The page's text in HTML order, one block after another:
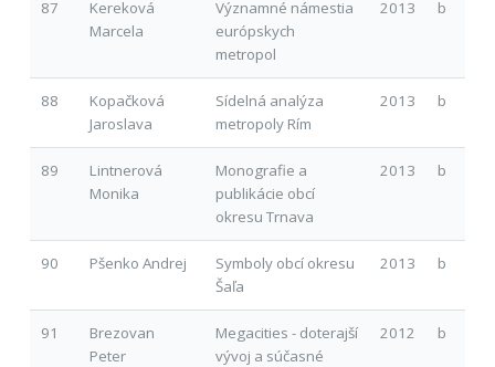
87
Kereková
Marcela
Významné námestia
európskych
metropol
2013 b
88
Kopačková
Jaroslava
Sídelná analýza
metropoly Rím
2013 b
89
Lintnerová
Monika
Monografie a
publikácie obcí
okresu Trnava
2013 b
90 Pšenko Andrej
Symboly obcí okresu
Šaľa
2013 b
91
Brezovan
Peter
Megacities - doterajší
vývoj a súčasné
2012 b